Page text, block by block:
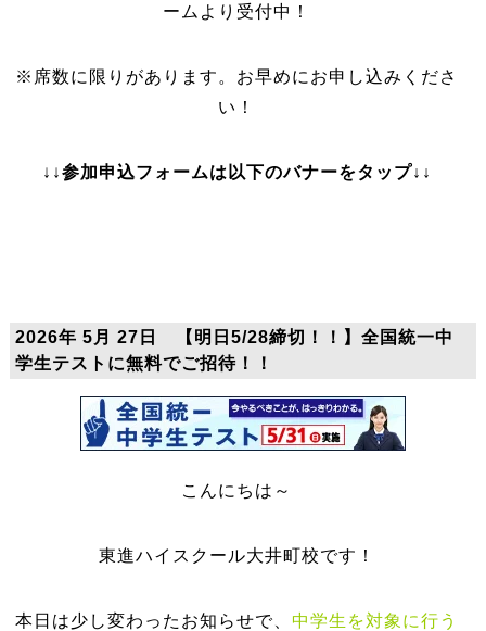
ームより受付中！
※席数に限りがあります。お早めにお申し込みくださ
い！
↓↓参加申込フォームは以下のバナーをタップ↓↓
2026年 5月 27日 【明日5/28締切！！】全国統一中
学生テストに無料でご招待！！
こんにちは～
東進ハイスクール大井町校です！
本日は少し変わったお知らせで、中学生を対象に行う